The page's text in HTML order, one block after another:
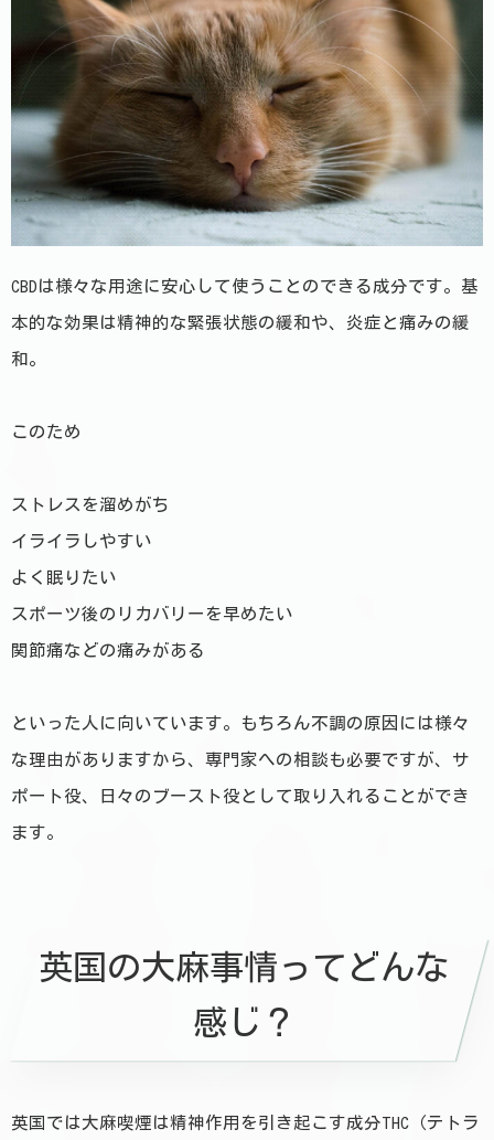
CBDは様々な用途に安心して使うことのできる成分です。基
本的な効果は精神的な緊張状態の緩和や、炎症と痛みの緩
和。
このため
ストレスを溜めがち
イライラしやすい
よく眠りたい
スポーツ後のリカバリーを早めたい
関節痛などの痛みがある
といった人に向いています。もちろん不調の原因には様々
な理由がありますから、専門家への相談も必要ですが、サ
ポート役、日々のブースト役として取り入れることができ
ます。
英国の大麻事情ってどんな
感じ？
英国では大麻喫煙は精神作用を引き起こす成分THC（テトラ